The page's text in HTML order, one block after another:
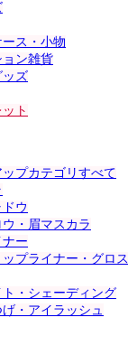
ス・小物
ョン雑貨
ッズ
ト
ップカテゴリすべて
ウ
・眉マスカラ
ー
ップライナー・グロス
・シェーディング
・アイラッシュ